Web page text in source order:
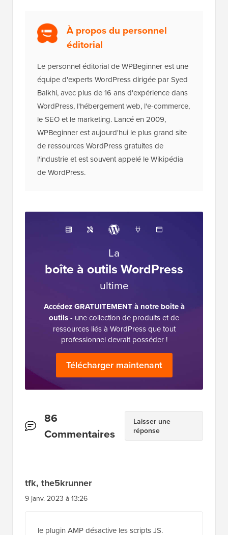
À propos du personnel
éditorial
Le personnel éditorial de WPBeginner est une
équipe d'experts WordPress dirigée par Syed
Balkhi, avec plus de 16 ans d'expérience dans
WordPress, l'hébergement web, l'e-commerce,
le SEO et le marketing. Lancé en 2009,
WPBeginner est aujourd'hui le plus grand site
de ressources WordPress gratuites de
l'industrie et est souvent appelé le Wikipédia
de WordPress.
La
boîte à outils WordPress
ultime
Accédez GRATUITEMENT à notre boîte à
outils- une collection de produits et de
ressources liés à WordPress que tout
professionnel devrait posséder !
Télécharger maintenant
Interactions
des
86
Commentaires
Laisser une
réponse
tfk, the5krunner
9 janv. 2023 à 13:26
le plugin AMP désactive les scripts JS.